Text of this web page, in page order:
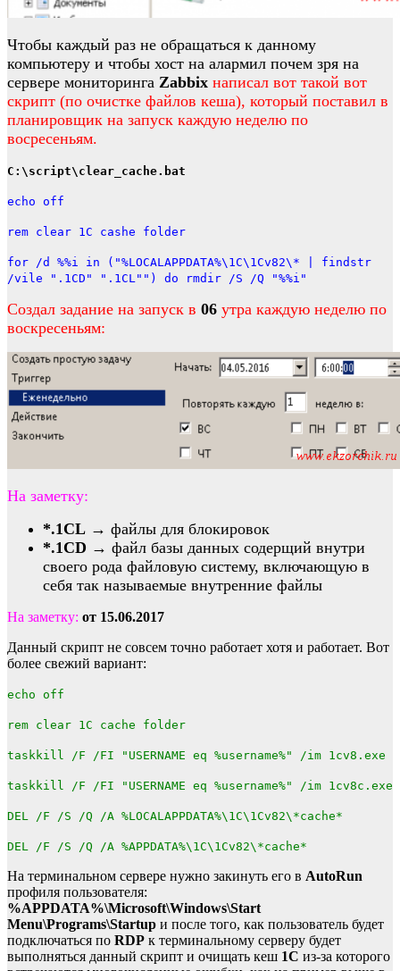
Чтобы каждый раз не обращаться к данному
компьютеру и чтобы хост на алармил почем зря на
сервере мониторинга Zabbix написал вот такой вот
скрипт (по очистке файлов кеша), который поставил в
планировщик на запуск каждую неделю по
восресеньям.
C:\script\clear_cache.bat
echo off
rem clear 1C cashe folder
for /d %%i in ("%LOCALAPPDATA%\1C\1Cv82\* | findstr
/vile ".1CD" ".1CL"") do rmdir /S /Q "%%i"
Создал задание на запуск в 06 утра каждую неделю по
воскресеньям:
На заметку:
*.1CL → файлы для блокировок
*.1CD → файл базы данных содерщий внутри
своего рода файловую систему, включающую в
себя так называемые внутренние файлы
На заметку: от 15.06.2017
Данный скрипт не совсем точно работает хотя и работает. Вот
более свежий вариант:
echo off
rem clear 1C cache folder
taskkill /F /FI "USERNAME eq %username%" /im 1cv8.exe
taskkill /F /FI "USERNAME eq %username%" /im 1cv8c.exe
DEL /F /S /Q /A %LOCALAPPDATA%\1C\1Cv82\*cache*
DEL /F /S /Q /A %APPDATA%\1C\1Cv82\*cache*
На терминальном сервере нужно закинуть его в AutoRun
профиля пользователя:
%APPDATA%\Microsoft\Windows\Start
Menu\Programs\Startup и после того, как пользователь будет
подключаться по RDP к терминальному серверу будет
выполняться данный скрипт и очищать кеш 1С из-за которого